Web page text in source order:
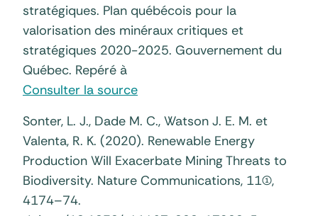
stratégiques. Plan québécois pour la
valorisation des minéraux critiques et
stratégiques 2020-2025. Gouvernement du
Québec. Repéré à
Consulter la source
Sonter, L. J., Dade M. C., Watson J. E. M. et
Valenta, R. K. (2020). Renewable Energy
Production Will Exacerbate Mining Threats to
Biodiversity. Nature Communications, 11(1),
4174–74.